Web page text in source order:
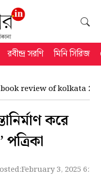
রবীন্দ্র সরণি মিনি সিরিজ
review of kolkata 21
করে
February 3, 2025